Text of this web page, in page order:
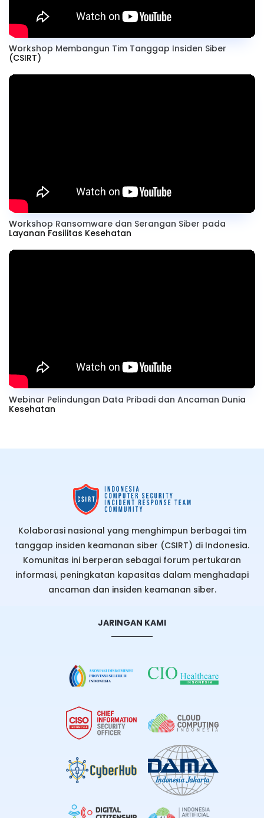
Workshop Membangun Tim Tanggap Insiden Siber
(CSIRT)
Workshop Ransomware dan Serangan Siber pada
Layanan Fasilitas Kesehatan
Webinar Pelindungan Data Pribadi dan Ancaman Dunia
Kesehatan
Kolaborasi nasional yang menghimpun berbagai tim
tanggap insiden keamanan siber (CSIRT) di Indonesia.
Komunitas ini berperan sebagai forum pertukaran
informasi, peningkatan kapasitas dalam menghadapi
ancaman dan insiden keamanan siber.
JARINGAN KAMI